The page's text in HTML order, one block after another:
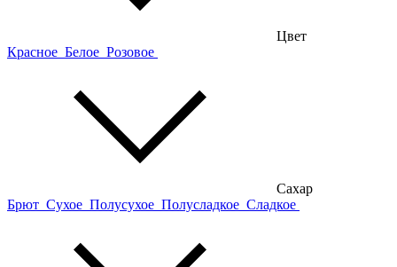
Цвет
Красное Белое Розовое
Сахар
Брют Сухое Полусухое Полусладкое Сладкое